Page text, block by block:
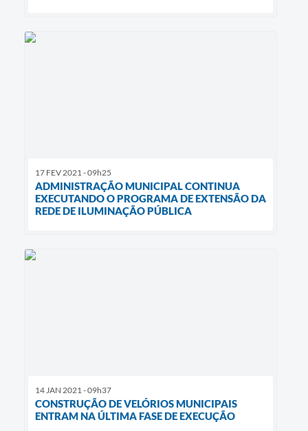
17 FEV 2021 - 09h25
ADMINISTRAÇÃO MUNICIPAL CONTINUA
EXECUTANDO O PROGRAMA DE EXTENSÃO DA
REDE DE ILUMINAÇÃO PÚBLICA
14 JAN 2021 - 09h37
CONSTRUÇÃO DE VELÓRIOS MUNICIPAIS
ENTRAM NA ÚLTIMA FASE DE EXECUÇÃO